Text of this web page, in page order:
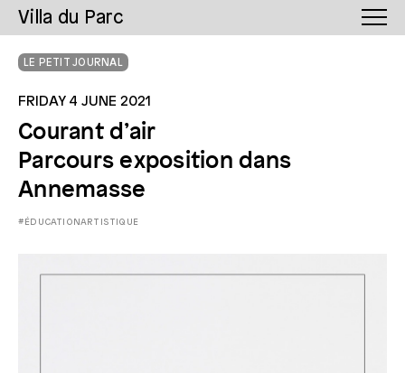
Villa du Parc
LE PETIT JOURNAL
FRIDAY 4 JUNE 2021
Courant d’air
Parcours exposition dans
Annemasse
#ÉDUCATIONARTISTIQUE